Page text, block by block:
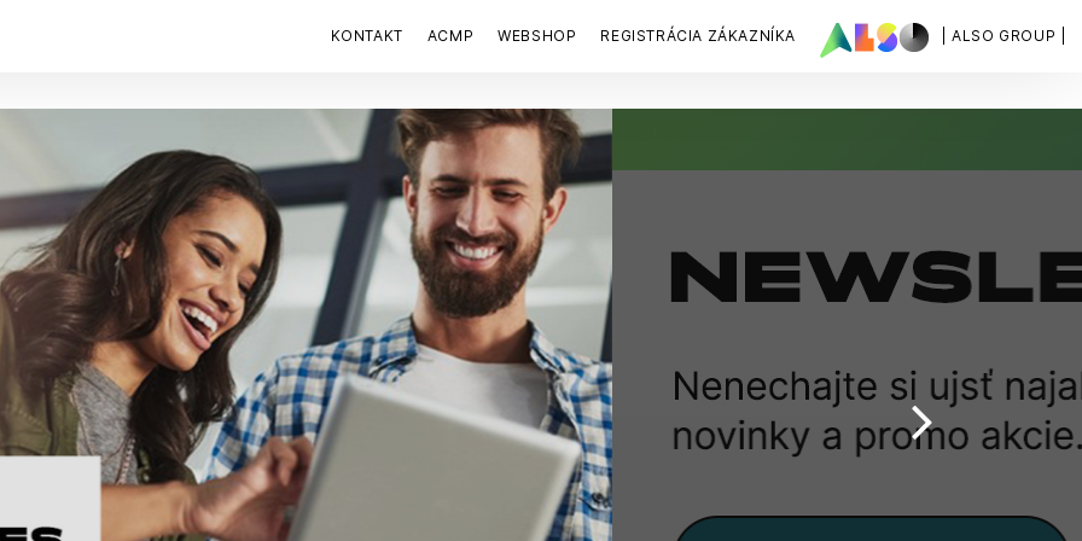
| ALSO GROUP |
KONTAKT ACMP WEBSHOP REGISTRÁCIA ZÁKAZNÍKA